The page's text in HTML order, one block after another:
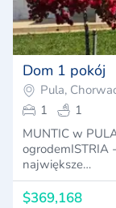
Dom 1 pokój
Pula,
1
1
MUNTIC w
ogrodemISTRIA
największe…
$369,168